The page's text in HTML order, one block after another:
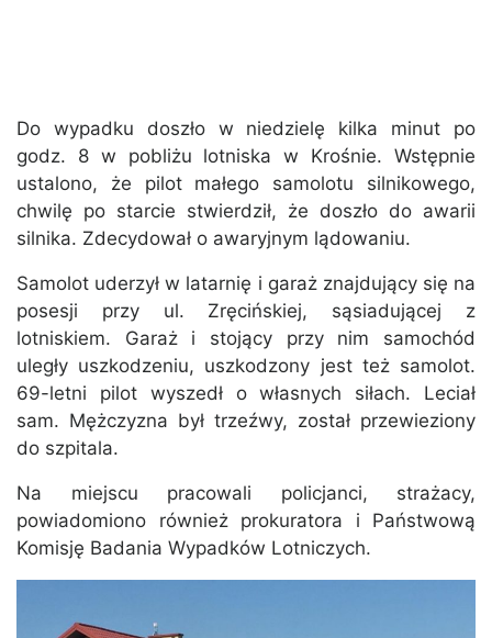
Do wypadku doszło w niedzielę kilka minut po
godz. 8 w pobliżu lotniska w Krośnie. Wstępnie
ustalono, że pilot małego samolotu silnikowego,
chwilę po starcie stwierdził, że doszło do awarii
silnika. Zdecydował o awaryjnym lądowaniu.
Samolot uderzył w latarnię i garaż znajdujący się na
posesji przy ul. Zręcińskiej, sąsiadującej z
lotniskiem. Garaż i stojący przy nim samochód
uległy uszkodzeniu, uszkodzony jest też samolot.
69-letni pilot wyszedł o własnych siłach. Leciał
sam. Mężczyzna był trzeźwy, został przewieziony
do szpitala.
Na miejscu pracowali policjanci, strażacy,
powiadomiono również prokuratora i Państwową
Komisję Badania Wypadków Lotniczych.